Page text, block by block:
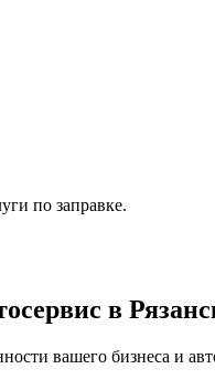
по заправке.
в
вашего бизнеса и